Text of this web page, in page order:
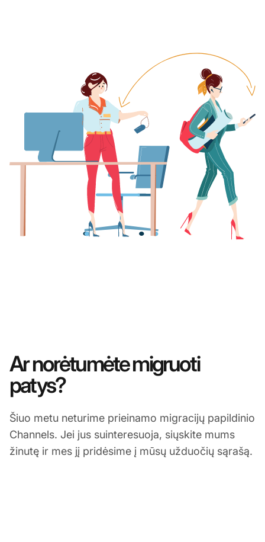
Ar norėtumėte migruoti
patys?
Šiuo metu neturime prieinamo migracijų papildinio
Channels. Jei jus suinteresuoja, siųskite mums
žinutę ir mes jį pridėsime į mūsų užduočių sąrašą.